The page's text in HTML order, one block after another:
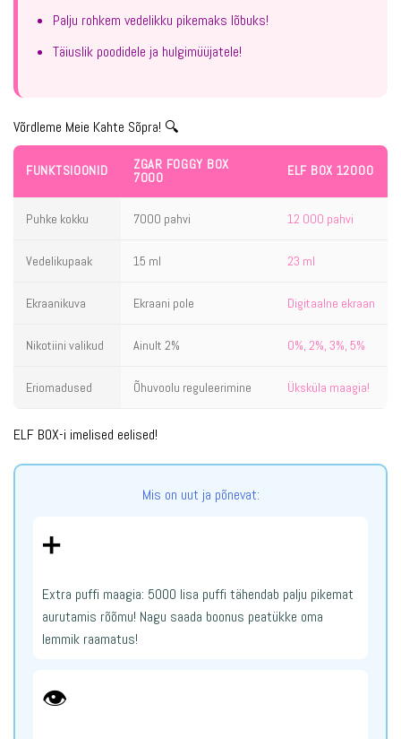
Palju rohkem vedelikku pikemaks lõbuks!
Täiuslik poodidele ja hulgimüüjatele!
Võrdleme Meie Kahte Sõpra! 🔍
FUNKTSIOONID
ZGAR FOGGY BOX
7000
ELF BOX 12000
Puhke kokku 7000 pahvi 12 000 pahvi
Vedelikupaak 15 ml 23 ml
Ekraanikuva Ekraani pole Digitaalne ekraan
Nikotiini valikud Ainult 2% 0%, 2%, 3%, 5%
Eriomadused Õhuvoolu reguleerimine Üksküla maagia!
ELF BOX-i imelised eelised!
Mis on uut ja põnevat:
➕
Extra puffi maagia: 5000 lisa puffi tähendab palju pikemat
aurutamis rõõmu! Nagu saada boonus peatükke oma
lemmik raamatus!
👁️